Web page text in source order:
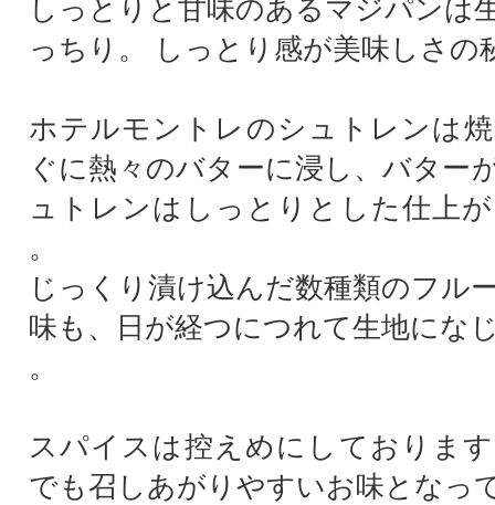
しっとりと甘味のあるマジパンは
っちり。 しっとり感が美味しさの
ホテルモントレのシュトレンは
ぐに熱々のバターに浸し、バター
ュトレンはしっとりとした仕上
。
じっくり漬け込んだ数種類のフル
味も、日が経つにつれて生地にな
。
スパイスは控えめにしておりま
でも召しあがりやすいお味となっ